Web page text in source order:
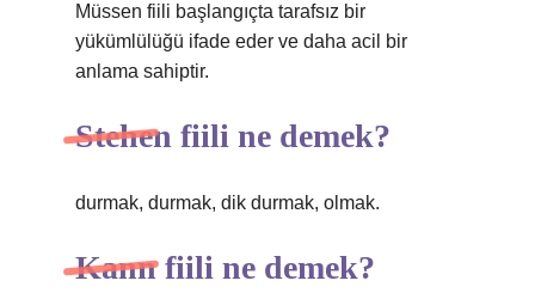
Müssen fiili başlangıçta tarafsız bir
yükümlülüğü ifade eder ve daha acil bir
anlama sahiptir.
Stehen fiili ne demek?
durmak, durmak, dik durmak, olmak.
Kann fiili ne demek?